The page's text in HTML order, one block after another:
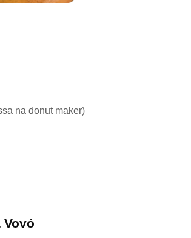
na donut maker)
Vovó